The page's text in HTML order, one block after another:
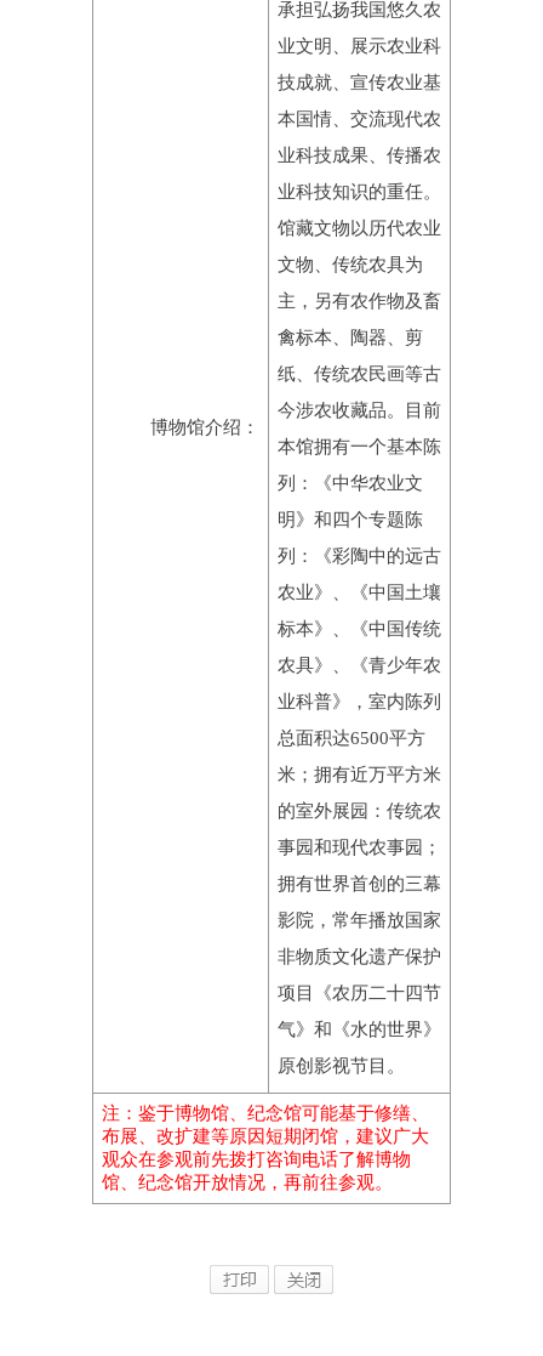
博物馆介绍：
承担弘扬我国悠久农
业文明、展示农业科
技成就、宣传农业基
本国情、交流现代农
业科技成果、传播农
业科技知识的重任。
馆藏文物以历代农业
文物、传统农具为
主，另有农作物及畜
禽标本、陶器、剪
纸、传统农民画等古
今涉农收藏品。目前
本馆拥有一个基本陈
列：《中华农业文
明》和四个专题陈
列：《彩陶中的远古
农业》、《中国土壤
标本》、《中国传统
农具》、《青少年农
业科普》，室内陈列
总面积达6500平方
米；拥有近万平方米
的室外展园：传统农
事园和现代农事园；
拥有世界首创的三幕
影院，常年播放国家
非物质文化遗产保护
项目《农历二十四节
气》和《水的世界》
原创影视节目。
注：鉴于博物馆、纪念馆可能基于修缮、
布展、改扩建等原因短期闭馆，建议广大
观众在参观前先拨打咨询电话了解博物
馆、纪念馆开放情况，再前往参观。